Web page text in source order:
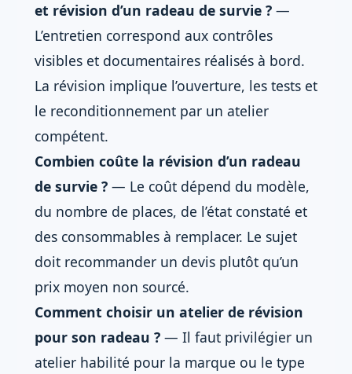
et révision d’un radeau de survie ? —
L’entretien correspond aux contrôles
visibles et documentaires réalisés à bord.
La révision implique l’ouverture, les tests et
le reconditionnement par un atelier
compétent.
Combien coûte la révision d’un radeau
de survie ? — Le coût dépend du modèle,
du nombre de places, de l’état constaté et
des consommables à remplacer. Le sujet
doit recommander un devis plutôt qu’un
prix moyen non sourcé.
Comment choisir un atelier de révision
pour son radeau ? — Il faut privilégier un
atelier habilité pour la marque ou le type